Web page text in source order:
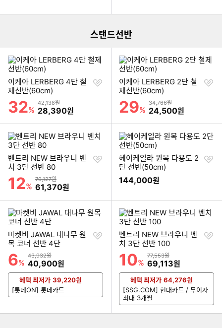
스탠드선반
이케아 LERBERG 4단 철
제선반(60cm)
할인률
32%
상품금액
42,138원
할인금액
28,390원
찜
이케아 LERBERG 2단 철
제선반(60cm)
할인률
29%
상품금액
34,766원
할인금액
24,500원
찜
벤트리 NEW 브라우니 벤
치 3단 선반 80
할인률
12%
상품금액
70,127원
할인금액
61,370원
찜
헤이케일라 원목 다용도 2
단 선반(50cm)
144,000원
찜
마켓비 JAWAL 대나무 원
목 코너 선반 4단
할인률
6%
상품금액
43,932원
할인금액
40,900원
찜
혜택 최저가 39,220원
[롯데ON] 롯데카드
벤트리 NEW 브라우니 벤
치 3단 선반 100
할인률
10%
상품금액
77,553원
할인금액
69,113원
찜
혜택 최저가 64,276원
[SSG.COM] 현대카드 / 무이자
최대 3개월